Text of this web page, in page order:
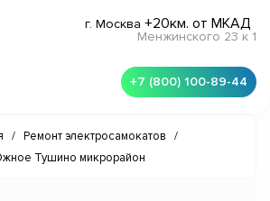
г. Москва +20км. от МКАД
Менжинского 23 к 1
+7 (800) 100-89-44
/ Ремонт электросамокатов
/
Тушино микрорайон